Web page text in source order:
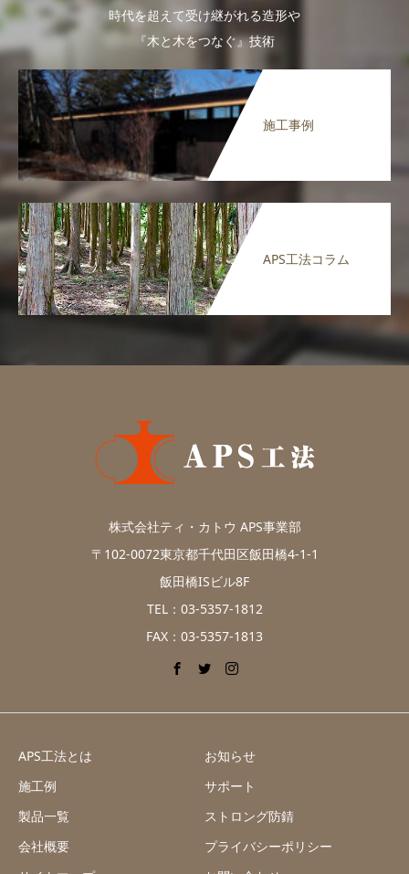
時代を超えて受け継がれる造形や
『木と木をつなぐ』技術
施工事例
APS工法コラム
株式会社ティ・カトウ APS事業部
〒102-0072東京都千代田区飯田橋4-1-1
飯田橋ISビル8F
TEL：03-5357-1812
FAX：03-5357-1813
APS工法とは
お知らせ
施工例
サポート
製品一覧
ストロング防錆
会社概要
プライバシーポリシー